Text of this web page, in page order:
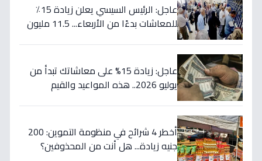
عاجل: الرئيس السيسي يعلن زيادة 15٪
للمعاشات بدءًا من الأربعاء... 11.5 مليون
عاجل: زيادة 15% على معاشاتك تبدأ من
يوليو 2026.. هذه المواعيد والقيم
أخطر 4 شرائح في منظومة التموين: 200
جنيه زيادة... هل أنت من المحذوفين؟